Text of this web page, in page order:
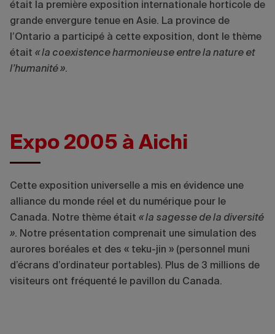
était la première exposition internationale horticole de
grande envergure tenue en Asie. La province de
l’Ontario a participé à cette exposition, dont le thème
était « la coexistence harmonieuse entre la nature et
l’humanité ».
Expo 2005 à Aichi
Cette exposition universelle a mis en évidence une
alliance du monde réel et du numérique pour le
Canada. Notre thème était « la sagesse de la diversité
». Notre présentation comprenait une simulation des
aurores boréales et des « teku-jin » (personnel muni
d’écrans d’ordinateur portables). Plus de 3 millions de
visiteurs ont fréquenté le pavillon du Canada.